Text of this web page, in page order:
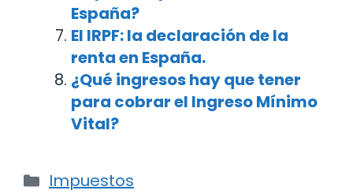
España?
El IRPF: la declaración de la
renta en España.
¿Qué ingresos hay que tener
para cobrar el Ingreso Mínimo
Vital?
Categorías
Impuestos